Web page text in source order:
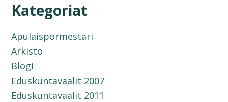
Kategoriat
Apulaispormestari
Arkisto
Blogi
Eduskuntavaalit 2007
Eduskuntavaalit 2011